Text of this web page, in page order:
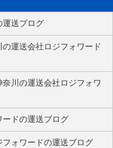
運送ブログ
の運送会社ロジフォワード
奈川の運送会社ロジフォワ
ードの運送ブログ
フォワードの運送ブログ